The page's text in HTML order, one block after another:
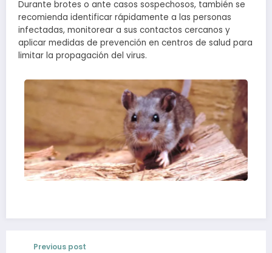
Durante brotes o ante casos sospechosos, también se
recomienda identificar rápidamente a las personas
infectadas, monitorear a sus contactos cercanos y
aplicar medidas de prevención en centros de salud para
limitar la propagación del virus.
Previous post